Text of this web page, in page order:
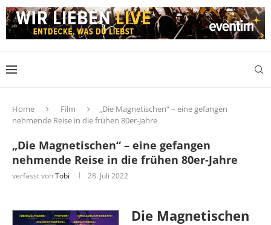
Home Film
„Die Magnetischen“ – eine gefangen
nehmende Reise in die frühen 80er-Jahre
„Die Magnetischen“ – eine gefangen
nehmende Reise in die frühen 80er-Jahre
verfasst vonTobi 28. Juli 2022
Die Magnetischen